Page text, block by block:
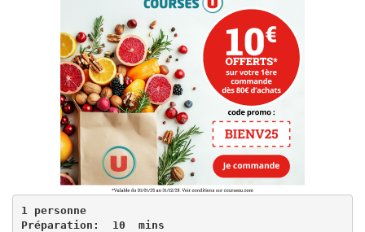
1 personne
Préparation:  10  mins